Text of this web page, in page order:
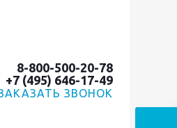
8-800-500-20-78
+7 (495) 646-17-49
ЗВОНОК